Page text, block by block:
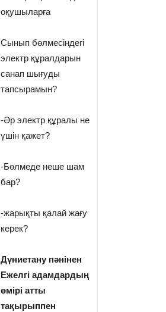
оқушыларға
Сынып бөлмесіндегі
электр құралдарын
санап шығуды
тапсырамын?
-Әр электр құралы не
үшін қажет?
-Бөлмеде неше шам
бар?
-жарықты қалай жағу
керек?
Дүниетану пәнінен
Ежелгі адамдардың
өмірі атты
тақырыппен